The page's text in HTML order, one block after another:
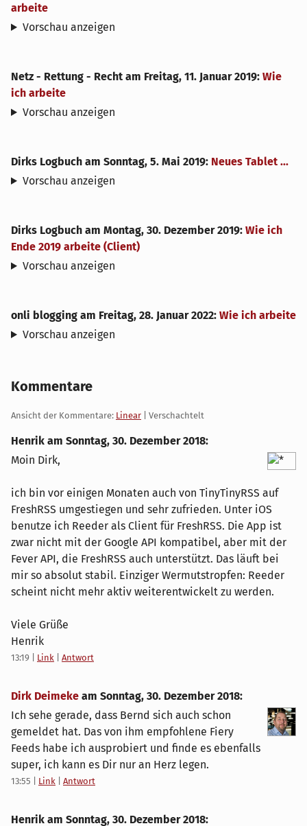
arbeite
Vorschau anzeigen
Netz - Rettung - Recht am Freitag, 11. Januar 2019: Wie
ich arbeite
Vorschau anzeigen
Dirks Logbuch am Sonntag, 5. Mai 2019: Neues Tablet ...
Vorschau anzeigen
Dirks Logbuch am Montag, 30. Dezember 2019: Wie ich
Ende 2019 arbeite (Client)
Vorschau anzeigen
onli blogging am Freitag, 28. Januar 2022: Wie ich arbeite
Vorschau anzeigen
Kommentare
Ansicht der Kommentare: Linear | Verschachtelt
Henrik am Sonntag, 30. Dezember 2018:
Moin Dirk,
ich bin vor einigen Monaten auch von TinyTinyRSS auf
FreshRSS umgestiegen und sehr zufrieden. Unter iOS
benutze ich Reeder als Client für FreshRSS. Die App ist
zwar nicht mit der Google API kompatibel, aber mit der
Fever API, die FreshRSS auch unterstützt. Das läuft bei
mir so absolut stabil. Einziger Wermutstropfen: Reeder
scheint nicht mehr aktiv weiterentwickelt zu werden.
Viele Grüße
Henrik
13:19 Link Antwort
Dirk Deimeke am Sonntag, 30. Dezember 2018:
Ich sehe gerade, dass Bernd sich auch schon
gemeldet hat. Das von ihm empfohlene Fiery
Feeds habe ich ausprobiert und finde es ebenfalls
super, ich kann es Dir nur an Herz legen.
13:55 Link Antwort
Henrik am Sonntag, 30. Dezember 2018: